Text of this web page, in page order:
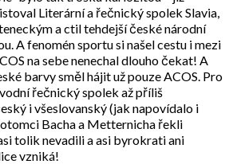
Literární a řečnický spolek Slavia,
a ctil tehdejší české národní
A fenomén sportu si našel cestu i mezi
na sebe nenechal dlouho čekat! A
barvy směl hájit už pouze ACOS. Pro
řečnický spolek až příliš
i všeslovanský (jak napovídalo i
Bacha a Metternicha řekli
tolik nevadili a asi byrokrati ani
vzniká!